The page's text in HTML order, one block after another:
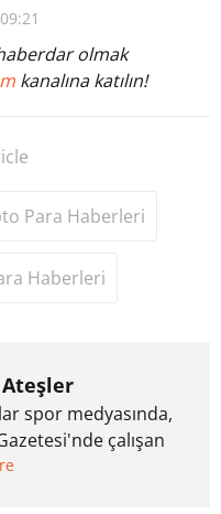
olmak
kanalına katılın!
Para Haberleri
Haberleri
spor medyasında,
çalışan
2020 yılında